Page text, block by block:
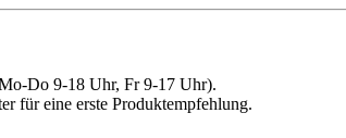
Do 9-18 Uhr, Fr 9-17 Uhr).
für eine erste Produktempfehlung.